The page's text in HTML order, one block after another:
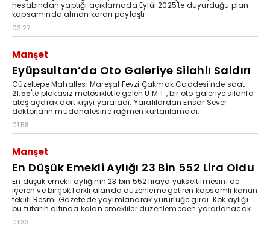
hesabından yaptığı açıklamada Eylül 2025'te duyurduğu plan
kapsamında alınan kararı paylaştı.
03:27
Manşet
Eyüpsultan’da Oto Galeriye Silahlı Saldırı
Güzeltepe Mahallesi Mareşal Fevzi Çakmak Caddesi'nde saat
21.55'te plakasız motosikletle gelen U.M.T., bir oto galeriye silahla
ateş açarak dört kişiyi yaraladı. Yaralılardan Ensar Sever
doktorların müdahalesine rağmen kurtarılamadı.
01:58
Manşet
En Düşük Emekli Aylığı 23 Bin 552 Lira Oldu
En düşük emekli aylığının 23 bin 552 liraya yükseltilmesini de
içeren ve birçok farklı alanda düzenleme getiren kapsamlı kanun
teklifi Resmi Gazete'de yayımlanarak yürürlüğe girdi. Kök aylığı
bu tutarın altında kalan emekliler düzenlemeden yararlanacak.
01:33